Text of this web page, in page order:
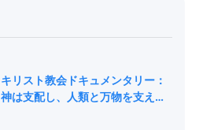
キリスト教会ドキュメンタリー：
神は支配し、人類と万物を支える